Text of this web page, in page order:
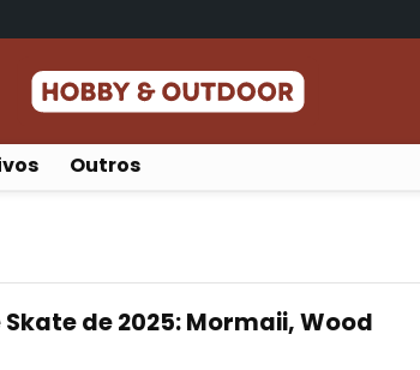
Outros
de 2025: Mormaii, Wood